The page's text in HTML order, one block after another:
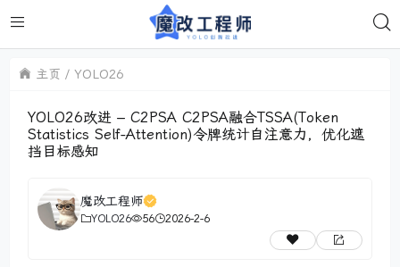
主页 YOLO26
YOLO26改进 – C2PSA C2PSA融合TSSA(Token
Statistics Self-Attention)令牌统计自注意力，优化遮
挡目标感知
魔改工程师
YOLO26 56 2026-2-6